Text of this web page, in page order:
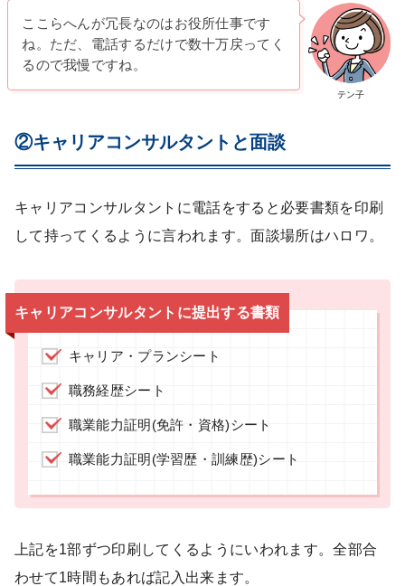
テン子
ここらへんが冗長なのはお役所仕事です
ね。ただ、電話するだけで数十万戻ってく
るので我慢ですね。
②キャリアコンサルタントと面談
キャリアコンサルタントに電話をすると必要書類を印刷
して持ってくるように言われます。面談場所はハロワ。
キャリアコンサルタントに提出する書類
キャリア・プランシート
職務経歴シート
職業能力証明(免許・資格)シート
職業能力証明(学習歴・訓練歴)シート
上記を1部ずつ印刷してくるようにいわれます。全部合
わせて1時間もあれば記入出来ます。